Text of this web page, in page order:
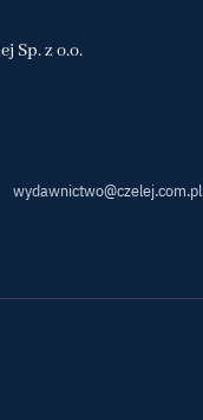
Sp. z o.o.
wydawnictwo@czelej.com.pl